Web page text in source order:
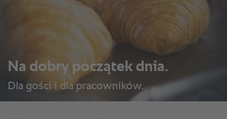
Na dobry początek dnia.
Dla gości i dla pracowników.